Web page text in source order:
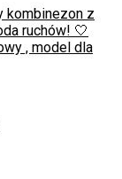
kombinezon z
ruchów! 🤍
, model dla